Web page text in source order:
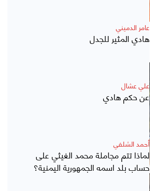
عامر الدميني
هادي المثير للجدل
علي عشال
عن حكم هادي
أحمد الشلفي
لماذا تتم مجاملة محمد الغيثي على
حساب بلد اسمه الجمهورية اليمنية؟